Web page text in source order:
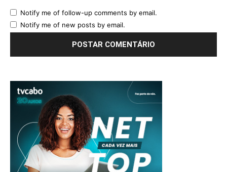
Notify me of follow-up comments by email.
Notify me of new posts by email.